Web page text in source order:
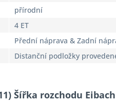
přírodní
4 ET
Přední náprava & Zadní
Distanční podložky
Šířka rozchodu